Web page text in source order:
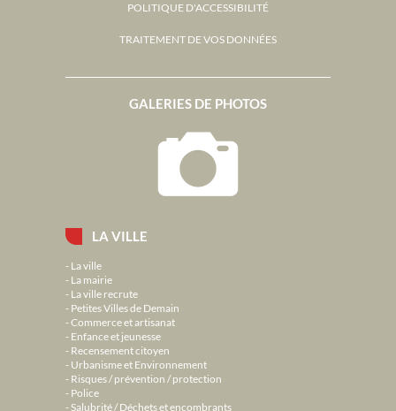
LA VILLE
La ville
La mairie
La ville recrute
Petites Villes de Demain
Commerce et artisanat
Enfance et jeunesse
Recensement citoyen
Urbanisme et Environnement
Risques / prévention / protection
Police
Salubrité / Déchets et encombrants
GALERIES DE PHOTOS
POLITIQUE D'ACCESSIBILITÉ
TRAITEMENT DE VOS DONNÉES